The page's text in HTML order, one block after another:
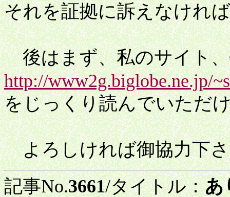
それを証拠に訴えなけれ
後はまず、私のサイト
http://www2g.biglobe.ne.jp/
をじっくり読んでいただ
よろしければ御協力下
記事No.3661/タイトル：あ